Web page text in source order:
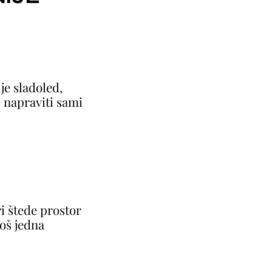
sladoled,
napraviti sami
štede prostor
jedna